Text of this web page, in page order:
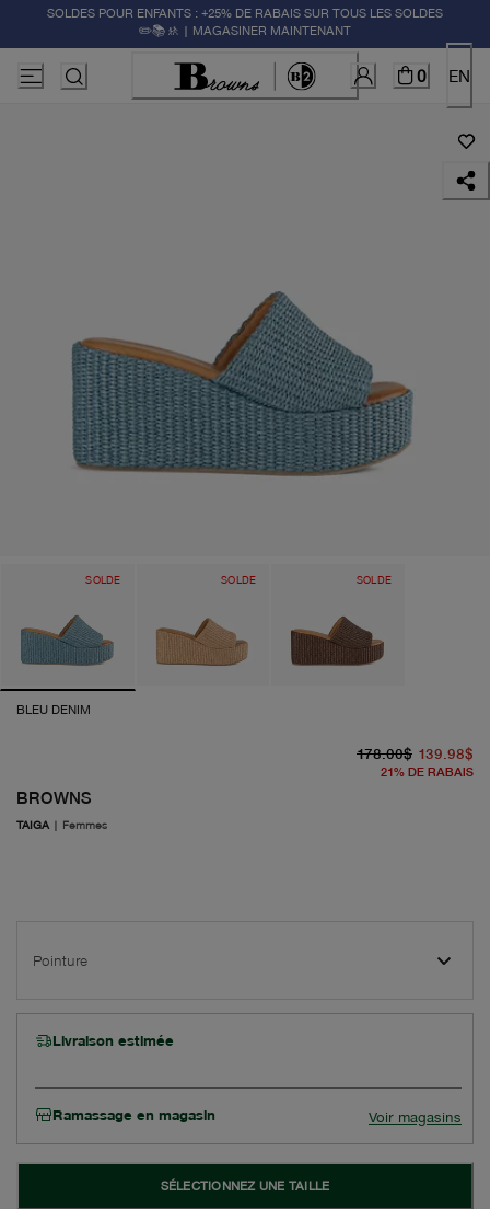
SOLDES POUR ENFANTS : +25% DE RABAIS SUR TOUS LES SOLDES
✏️📚🚸 | MAGASINER MAINTENANT
0 EN
SOLDE SOLDE SOLDE
BLEU DENIM
BROWNS
TAIGA | Femmes
178.00$ 139.98$
21% DE RABAIS
Pointure
Livraison estimée
Ramassage en magasin Voir magasins
SÉLECTIONNEZ UNE TAILLE